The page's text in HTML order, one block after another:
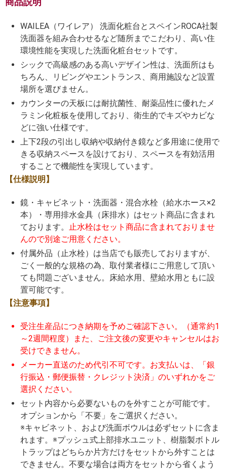
商品説明
WAILEA（ワイレア） 洗面化粧台とスペインROCA社製
洗面器を組み合わせるなど随所までこだわり、高い住
環境性能を実現した洗面化粧台セットです。
シックで高級感のある高いデザイン性は、洗面所はも
ちろん、リビングやエントランス、商用施設など設置
場所を選びません。
カウンターの天板には耐抗菌性、耐薬品性に優れたメ
ラミン化粧板を使用しており、衛生的でキズやカビな
どに強い仕様です。
上下2段の引出し収納や収納付き鏡など多用途に使用で
きる収納スペースを設けており、スペースを有効活用
することで機能性を実現しています。
【仕様説明】
鏡・キャビネット・洗面器・混合水栓（給水ホース×2
本）・専用排水金具（床排水）はセット商品に含まれ
ております。 止水栓はセット商品に含まれておりませ
んので別途ご用意ください。
付属外品（止水栓）は当店でも販売しておりますが、
ごく一般的な規格の為、取付業者様にご用意して頂い
ても問題ございません。床給水用、壁給水用ともに設
置可能です。
【注意事項】
受注生産品につき納期を予めご確認下さい。（通常約1
～2週間程度）また、ご注文後の変更やキャンセルはお
受けできません。
メーカー直送のため代引不可です。お支払いは、「銀
行振込・郵便振替・クレジット決済」のいずれかをご
選択ください。
セット内容から必要ないものを外すことが可能です。
オプションから「不要」をご選択ください。
※キャビネット、および洗面ボウルは必ずセットに含ま
れます。※プッシュ式上部排水ユニット、樹脂製ボトル
トラップはどちらか片方だけをセットから外すことは
できません。不要な場合は両方をセットから省くよう